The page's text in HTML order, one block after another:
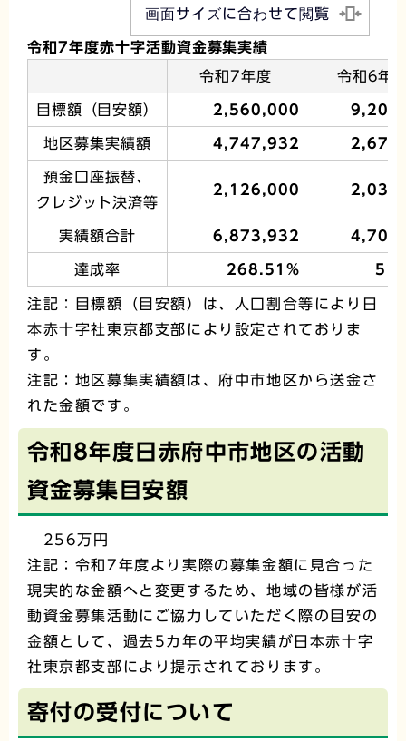
画面サイズに合わせて閲覧
令和7年度赤十字活動資金募集実績
令和7年度
令和6年
目標額（目安額） 2,560,000
地区募集実績額 4,747,932
預金口座振替、
クレジット決済等
2,126,000
実績額合計 6,873,932
達成率 268.51%
注記：目標額（目安額）は、人口割合等により日
本赤十字社東京都支部により設定されておりま
す。
注記：地区募集実績額は、府中市地区から送金さ
れた金額です。
令和8年度日赤府中市地区の活動
資金募集目安額
256万円
注記：令和7年度より実際の募集金額に見合った
現実的な金額へと変更するため、地域の皆様が活
動資金募集活動にご協力していただく際の目安の
金額として、過去5カ年の平均実績が日本赤十字
社東京都支部により提示されております。
寄付の受付について